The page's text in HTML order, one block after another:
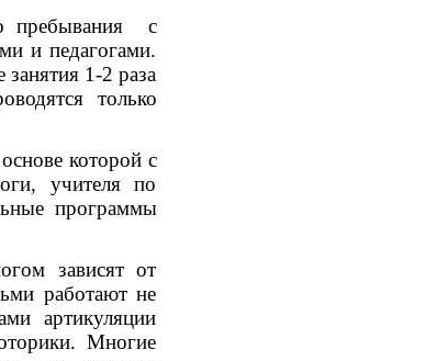
пребывания с
и педагогами.
1-2 раза
только
которой с
учителя по
программы
зависят от
работают не
артикуляции
Многие